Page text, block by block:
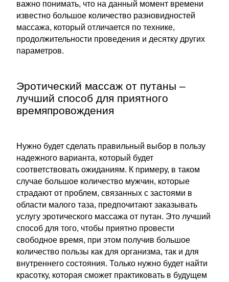
важно понимать, что на данный момент времени
известно большое количество разновидностей
массажа, который отличается по технике,
продолжительности проведения и десятку других
параметров.
Эротический массаж от путаны –
лучший способ для приятного
времяпровождения
Нужно будет сделать правильный выбор в пользу
надежного варианта, который будет
соответствовать ожиданиям. К примеру, в таком
случае большое количество мужчин, которые
страдают от проблем, связанных с застоями в
области малого таза, предпочитают заказывать
услугу эротического массажа от путан. Это лучший
способ для того, чтобы приятно провести
свободное время, при этом получив большое
количество пользы как для организма, так и для
внутреннего состояния. Только нужно будет найти
красотку, которая сможет практиковать в будущем